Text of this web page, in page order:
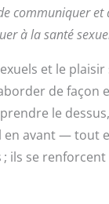
communiquer
à la santé
et le
de façon
le
en avant — tout
ils se